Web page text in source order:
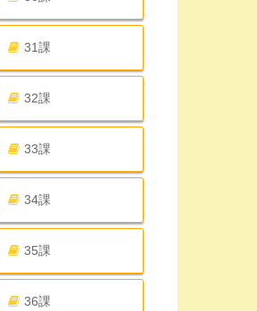
31課
32課
33課
34課
35課
36課